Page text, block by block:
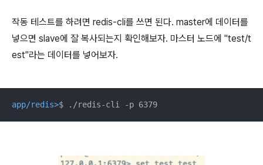
작동 테스트를 하려면 redis-cli를 쓰면 된다. master에 데이터를
넣으면 slave에 잘 복사되는지 확인해보자. 마스터 노드에 "test/t
est"라는 데이터를 넣어보자.
app/redis>$ ./redis-cli -p 6379